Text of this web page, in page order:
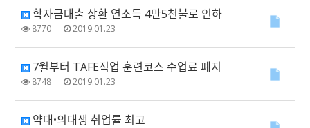
학자금대출 상환 연소득 4만5천불로 인하
8770 2019.01.23
7월부터 TAFE직업 훈련코스 수업료 폐지
8748 2019.01.23
약대•의대생 취업률 최고